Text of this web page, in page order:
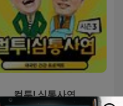
컬투! 심통사연